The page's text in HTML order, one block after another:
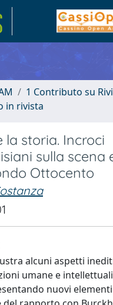
1 Contributo su
in rivista
la storia. Incroci
sulla scena
Ottocento
alcuni aspetti
umane e
nuovi